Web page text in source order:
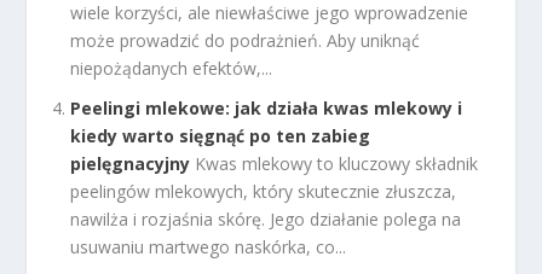
wiele korzyści, ale niewłaściwe jego wprowadzenie
może prowadzić do podrażnień. Aby uniknąć
niepożądanych efektów,...
Peelingi mlekowe: jak działa kwas mlekowy i
kiedy warto sięgnąć po ten zabieg
pielęgnacyjny Kwas mlekowy to kluczowy składnik
peelingów mlekowych, który skutecznie złuszcza,
nawilża i rozjaśnia skórę. Jego działanie polega na
usuwaniu martwego naskórka, co...